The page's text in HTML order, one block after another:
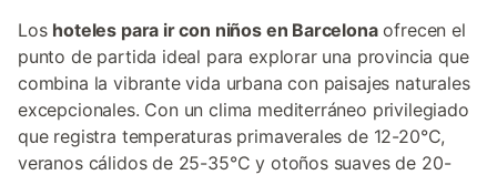
Los hoteles para ir con niños en Barcelonaofrecen el
punto de partida ideal para explorar una provincia que
combina la vibrante vida urbana con paisajes naturales
excepcionales. Con un clima mediterráneo privilegiado
que registra temperaturas primaverales de 12-20°C,
veranos cálidos de 25-35°C y otoños suaves de 20-